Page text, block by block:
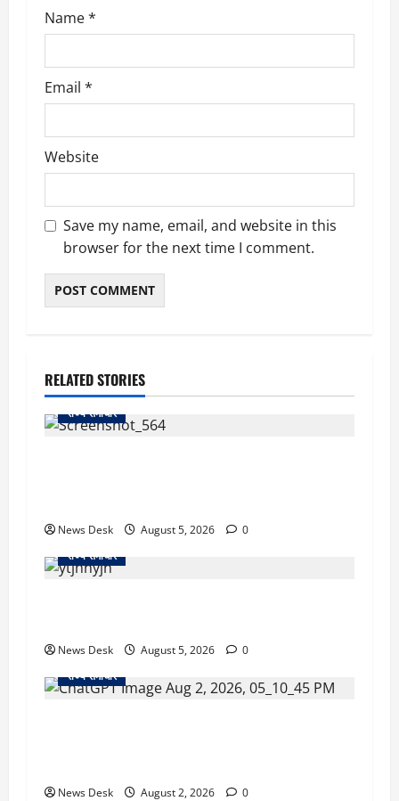
Name*
Email *
Website
Save my name, email, and website in this
browser for the next time I comment.
RELATED STORIES
राज्य समाचार
News Desk August 5, 2026
0
राज्य समाचार
News Desk August 5, 2026
0
राज्य समाचार
News Desk August 2, 2026 0